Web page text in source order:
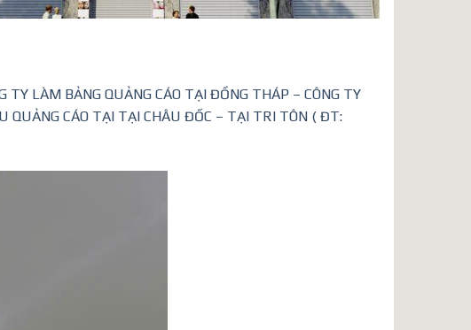
TY LÀM BẢNG QUẢNG CÁO TẠI ĐỒNG THÁP – CÔNG TY
QUẢNG CÁO TẠI TẠI CHÂU ĐỐC – TẠI TRI TÔN ( ĐT: